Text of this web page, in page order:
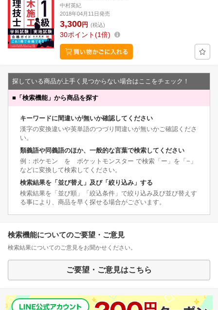
中村英紀
2018年04月11日発売
3,300円 (税込)
30ポイント 1倍
探している商品が上手く見つからない場合はここをチェック！
■ 「検索機能」から商品を探す
キーワードに間違いが無いか確認してください
漢字の変換違いや英単語のつづり間違いが無いかご確認くださ
い。
類義語や同義語のほか、一般的な言葉で検索してください
例：ポケモン を ポケットモンスター で検索「ー」を「−」
などに変換して検索してください。
検索結果を「並び替え」及び「絞り込み」する
検索結果を「並び順」「絞込条件」で絞り込み及び並び替えす
る事により、商品を早く探せる場合がございます。
検索機能についてのご要望・ご意見
検索結果についてのご意見をお聞かせください。
ご要望・ご意見はこちら